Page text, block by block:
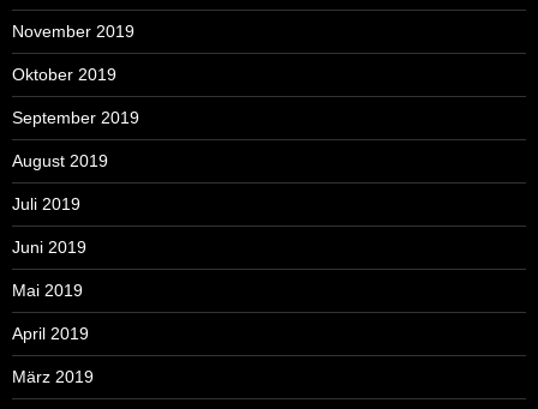
November 2019
Oktober 2019
September 2019
August 2019
Juli 2019
Juni 2019
Mai 2019
April 2019
März 2019